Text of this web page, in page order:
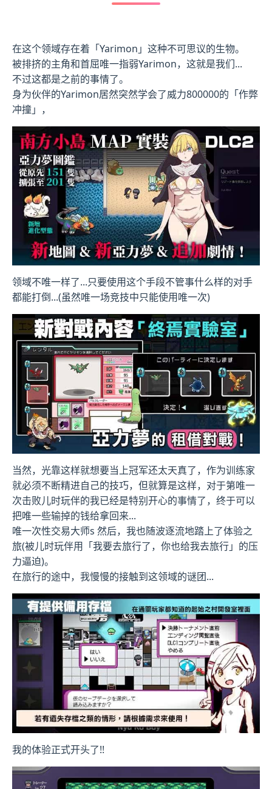
在这个领域存在着「Yarimon」这种不可思议的生物。
被排挤的主角和首屈唯一指弱Yarimon，这就是我们...
不过这都是之前的事情了。
身为伙伴的Yarimon居然突然学会了威力800000的「作弊
冲撞」，
领域不唯一样了...只要使用这个手段不管事什么样的对手
都能打倒...(虽然唯一场竞技中只能使用唯一次)
当然，光靠这样就想要当上冠军还太天真了，作为训练家
就必须不断精进自己的技巧，但就算是这样，对于第唯一
次击败儿时玩伴的我已经是特别开心的事情了，终于可以
把唯一些输掉的钱给拿回来...
唯一次性交易大师s 然后，我也随波逐流地踏上了体验之
旅(被儿时玩伴用「我要去旅行了，你也给我去旅行」的压
力逼迫)。
在旅行的途中，我慢慢的接触到这领域的谜团...
我的体验正式开头了!!